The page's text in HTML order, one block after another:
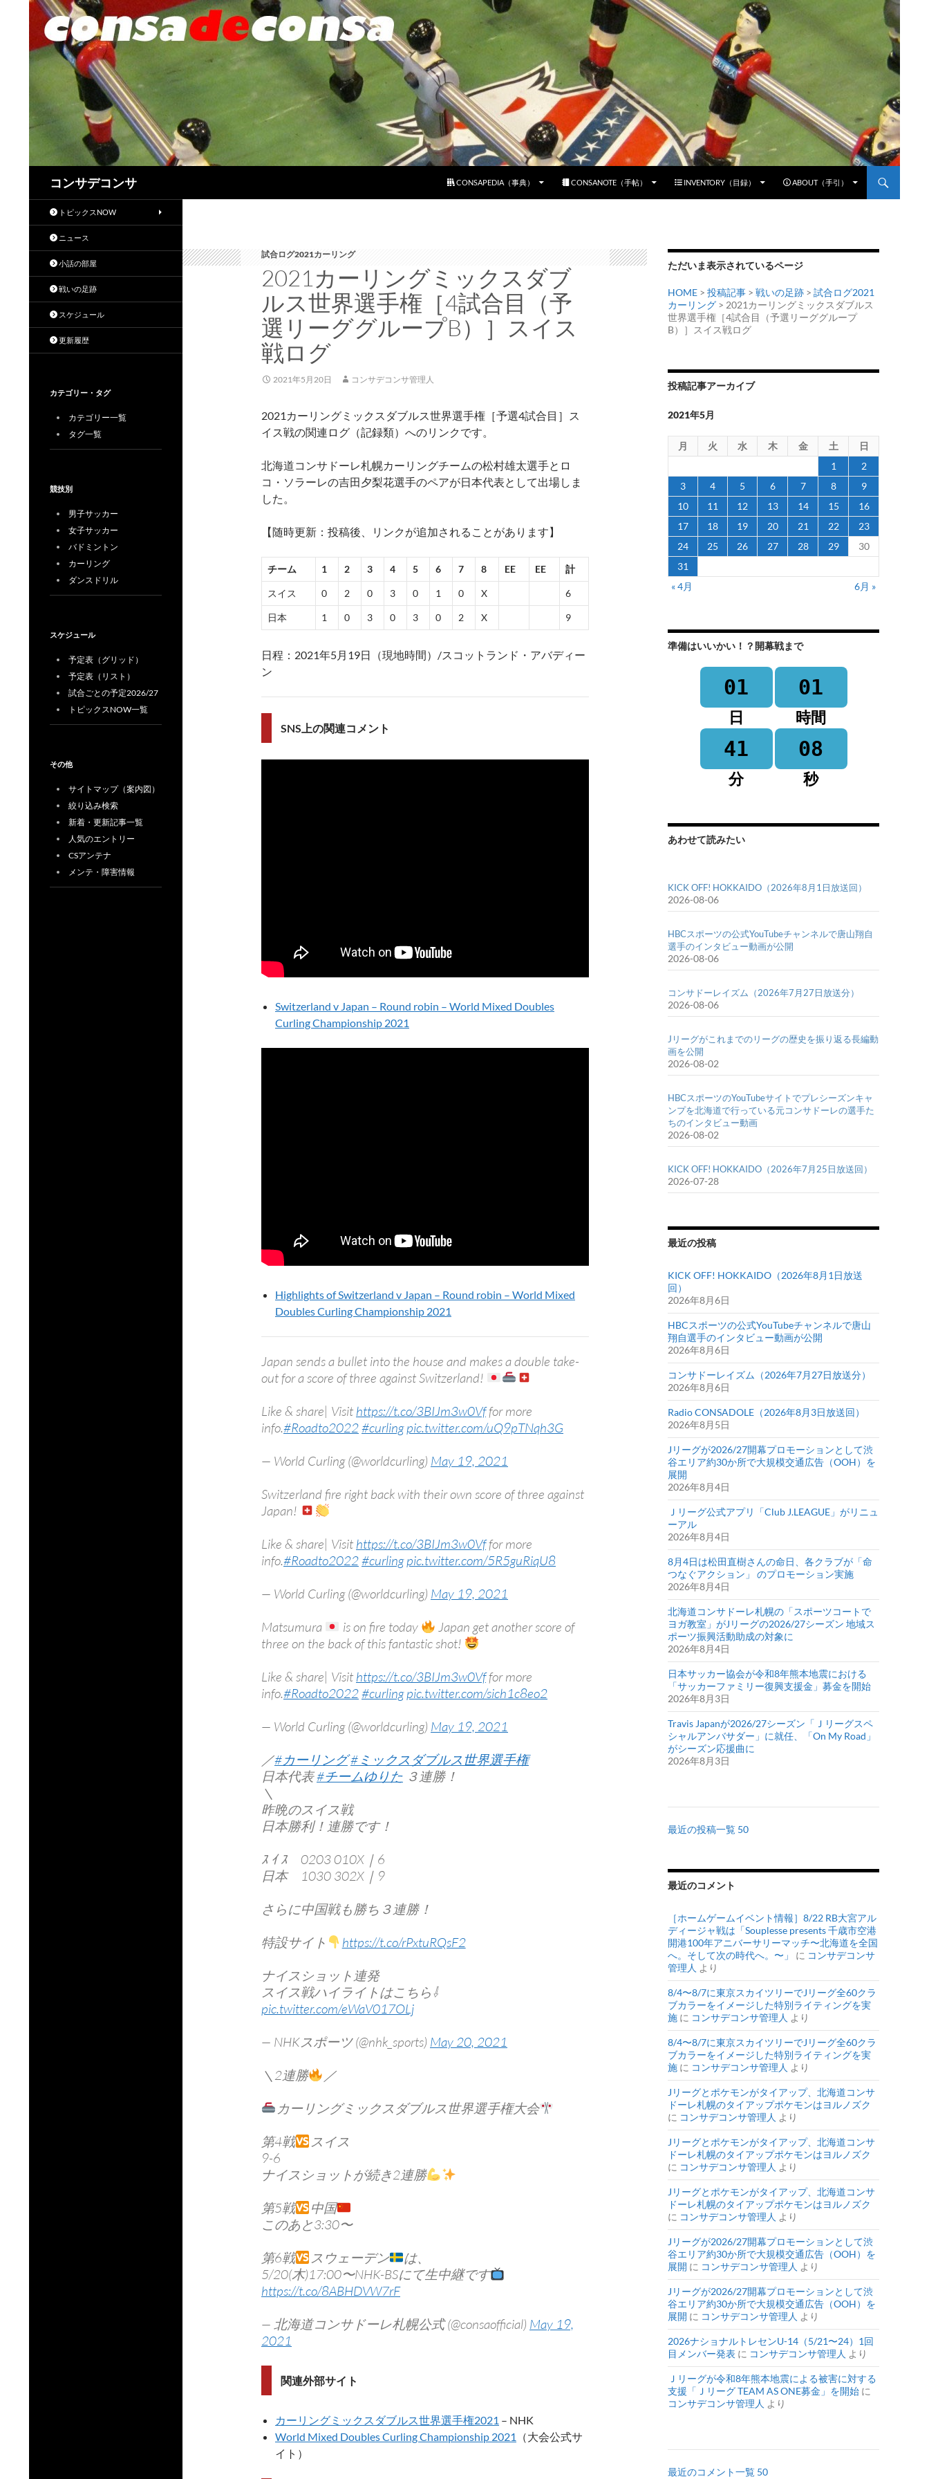
コンサデコンサ
CONSAPEDIA（事典）
CONSANOTE（手帖） INVENTORY（目録） ABOUT（手引）
試合ログ2021カーリング
2021カーリングミックスダブ
ルス世界選手権［4試合目（予
選リーググループB）］スイス
戦ログ
2021年5月20日 コンサデコンサ管理人
2021カーリングミックスダブルス世界選手権［予選4試合目］ス
イス戦の関連ログ（記録類）へのリンクです。
北海道コンサドーレ札幌カーリングチームの松村雄太選手とロ
コ・ソラーレの吉田夕梨花選手のペアが日本代表として出場しま
した。
【随時更新：投稿後、リンクが追加されることがあります】
チーム 1 2 3 4 5 6 7 8 EE EE 計
スイス 0 2 0 3 0 1 0 X 6
日本 1 0 3 0 3 0 2 X 9
日程：2021年5月19日（現地時間）/スコットランド・アバディー
ン
SNS上の関連コメント
Switzerland v Japan – Round robin – World Mixed Doubles
Curling Championship 2021
Highlights of Switzerland v Japan – Round robin – World Mixed
Doubles Curling Championship 2021
Japan sends a bullet into the house and makes a double take-
out for a score of three against Switzerland!
Like & share| Visit https://t.co/3BIJm3w0Vffor more
info.#Roadto2022#curling pic.twitter.com/uQ9pTNqh3G
— World Curling (@worldcurling) May 19, 2021
Switzerland fire right back with their own score of three against
Japan!
Like & share| Visit https://t.co/3BIJm3w0Vffor more
info.#Roadto2022#curling pic.twitter.com/5R5guRiqU8
— World Curling (@worldcurling) May 19, 2021
Matsumura
is on fire today
Japan get another score of
three on the back of this fantastic shot!
Like & share| Visit https://t.co/3BIJm3w0Vffor more
info.#Roadto2022#curling pic.twitter.com/sich1c8eo2
— World Curling (@worldcurling) May 19, 2021
／#カーリング#ミックスダブルス世界選手権
日本代表#チームゆりた ３連勝！
＼
昨晩のスイス戦
日本勝利！連勝です！
ｽ ｲ ｽ 0203 010X｜6
日本 1030 302X｜9
さらに中国戦も勝ち３連勝！
特設サイト
https://t.co/rPxtuRQsF2
ナイスショット連発
スイス戦ハイライトはこちら⇩
pic.twitter.com/eWaV017OLj
— NHKスポーツ (@nhk_sports) May 20, 2021
＼2連勝
／
カーリングミックスダブルス世界選手権大会
第4戦
スイス
9-6
ナイスショットが続き2連勝
第5戦
中国
このあと3:30〜
第6戦
スウェーデン
は、
5/20(木)17:00〜NHK-BSにて生中継です
https://t.co/8ABHDVW7rF
— 北海道コンサドーレ札幌公式 (@consaofficial) May 19,
2021
関連外部サイト
カーリングミックスダブルス世界選手権2021 – NHK
World Mixed Doubles Curling Championship 2021
（大会公式サ
イト）
ただいま表示されているページ
HOME > 投稿記事 > 戦いの足跡 > 試合ログ2021
カーリング > 2021カーリングミックスダブルス
世界選手権［4試合目（予選リーググループ
B）］スイス戦ログ
投稿記事アーカイブ
2021年5月
月 火 水 木 金 土
日
1
2
3
4 5 6 7 8
9
10
11 12 13 14 15
16
17
18 19 20 21 22
23
24
25 26 27 28 29
30
31
« 4月
6月 »
準備はいいかい！？開幕戦まで
01
日
01
時間
41
分
08
秒
あわせて読みたい
KICK OFF! HOKKAIDO（2026年8月1日放送回）
2026-08-06
HBCスポーツの公式YouTubeチャンネルで唐山翔自
選手のインタビュー動画が公開
2026-08-06
コンサドーレイズム（2026年7月27日放送分）
2026-08-06
Jリーグがこれまでのリーグの歴史を振り返る長編動
画を公開
2026-08-02
HBCスポーツのYouTubeサイトでプレシーズンキャ
ンプを北海道で行っている元コンサドーレの選手た
ちのインタビュー動画
2026-08-02
KICK OFF! HOKKAIDO（2026年7月25日放送回）
2026-07-28
最近の投稿
KICK OFF! HOKKAIDO（2026年8月1日放送
回）
2026年8月6日
HBCスポーツの公式YouTubeチャンネルで唐山
翔自選手のインタビュー動画が公開
2026年8月6日
コンサドーレイズム（2026年7月27日放送分）
2026年8月6日
Radio CONSADOLE（2026年8月3日放送回）
2026年8月5日
Jリーグが2026/27開幕プロモーションとして渋
谷エリア約30か所で大規模交通広告（OOH）を
展開
2026年8月4日
Ｊリーグ公式アプリ「Club J.LEAGUE」がリニュ
ーアル
2026年8月4日
8月4日は松田直樹さんの命日、各クラブが「命
つなぐアクション」 のプロモーション実施
2026年8月4日
北海道コンサドーレ札幌の「スポーツコートで
ヨガ教室」がJリーグの2026/27シーズン 地域ス
ポーツ振興活動助成の対象に
2026年8月4日
日本サッカー協会が令和8年熊本地震における
「サッカーファミリー復興支援金」募金を開始
2026年8月3日
Travis Japanが2026/27シーズン「Ｊリーグスペ
シャルアンバサダー」に就任、「On My Road」
がシーズン応援曲に
2026年8月3日
最近の投稿一覧 50
最近のコメント
［ホームゲームイベント情報］8/22 RB大宮アル
ディージャ戦は「Souplesse presents 千歳市空港
開港100年アニバーサリーマッチ〜北海道を全国
へ。そして次の時代へ。〜」
に コンサデコンサ
管理人 より
8/4〜8/7に東京スカイツリーでJリーグ全60クラ
ブカラーをイメージした特別ライティングを実
施 に コンサデコンサ管理人 より
8/4〜8/7に東京スカイツリーでJリーグ全60クラ
ブカラーをイメージした特別ライティングを実
施 に コンサデコンサ管理人 より
Jリーグとポケモンがタイアップ、北海道コンサ
ドーレ札幌のタイアップポケモンはヨルノズク
に コンサデコンサ管理人 より
Jリーグとポケモンがタイアップ、北海道コンサ
ドーレ札幌のタイアップポケモンはヨルノズク
に コンサデコンサ管理人 より
Jリーグとポケモンがタイアップ、北海道コンサ
ドーレ札幌のタイアップポケモンはヨルノズク
に コンサデコンサ管理人 より
Jリーグが2026/27開幕プロモーションとして渋
谷エリア約30か所で大規模交通広告（OOH）を
展開 に コンサデコンサ管理人 より
Jリーグが2026/27開幕プロモーションとして渋
谷エリア約30か所で大規模交通広告（OOH）を
展開 に コンサデコンサ管理人 より
2026ナショナルトレセンU-14（5/21〜24）1回
目メンバー発表 に コンサデコンサ管理人 より
Ｊリーグが令和8年熊本地震による被害に対する
支援「Ｊリーグ TEAM AS ONE募金」を開始 に
コンサデコンサ管理人 より
最近のコメント一覧 50
トピックスNOW
ニュース
小話の部屋
戦いの足跡
スケジュール
更新履歴
カテゴリー・タグ
カテゴリー一覧
タグ一覧
競技別
男子サッカー
女子サッカー
バドミントン
カーリング
ダンスドリル
スケジュール
予定表（グリッド）
予定表（リスト）
試合ごとの予定2026/27
トピックスNOW一覧
その他
サイトマップ（案内図）
絞り込み検索
新着・更新記事一覧
人気のエントリー
CSアンテナ
メンテ・障害情報